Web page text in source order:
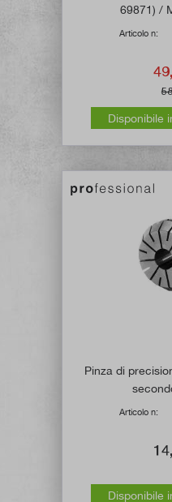
69871) /
Articolo n:
Disponibile
Pinza di
Articolo n:
Disponibile